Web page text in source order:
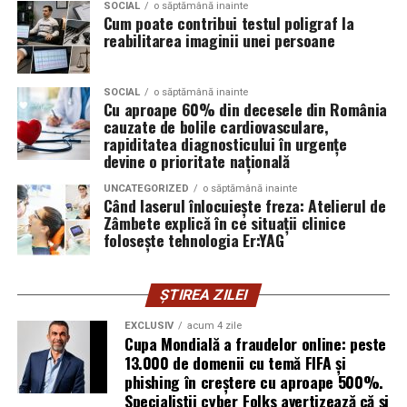
actiuni Transelectrica” și nu pentru ,,a subscrie” la
Transelectrica?
„Echipa noastră de cybersecurity monitorizează activ
vulnerabilitățile și intervine proactiv la nivelul
infrastructurii, de la filtrarea traficului malițios până la
izolarea site-urilor compromise. Dar phishingul nu
exploatează doar serverele, ci mai ales oamenii. Niciun
furnizor de hosting nu poate opri un utilizator să își
introducă parola pe o pagină clonată. În acel moment,
vigilența utilizatorului rămâne prima linie de apărare”,
explică Horațiu Șimon, Chief Technology Officer
cyber_Folks România.
Subiectul a fost semnalat și de FBI, care a inclus în
turneului, de la fraude online și furtul datelor până la
operațiuni de dezinformare.
Avertismentele publice s-au concentrat în principal
asupra fanilor și infrastructurii orașelor gazdă, însă
specialiștii atrag atenția că firmele pot fi afectate
bucurându-se de jocuri distractive și creând amintiri
unice.
SOCIAL o săptămână inainte
Cum poate contribui testul poligraf la
reabilitarea imaginii unei persoane
SOCIAL o săptămână inainte
Cu aproape 60% din decesele din România
cauzate de bolile cardiovasculare,
rapiditatea diagnosticului în urgențe
devine o prioritate națională
UNCATEGORIZED o săptămână inainte
Când laserul înlocuiește freza: Atelierul de
Zâmbete explică în ce situații clinice
folosește tehnologia Er:YAG
ȘTIREA ZILEI
EXCLUSIV acum 4 zile
Cupa Mondială a fraudelor online: peste
13.000 de domenii cu temă FIFA și
phishing în creștere cu aproape 500%.
Specialiștii cyber_Folks avertizează că și